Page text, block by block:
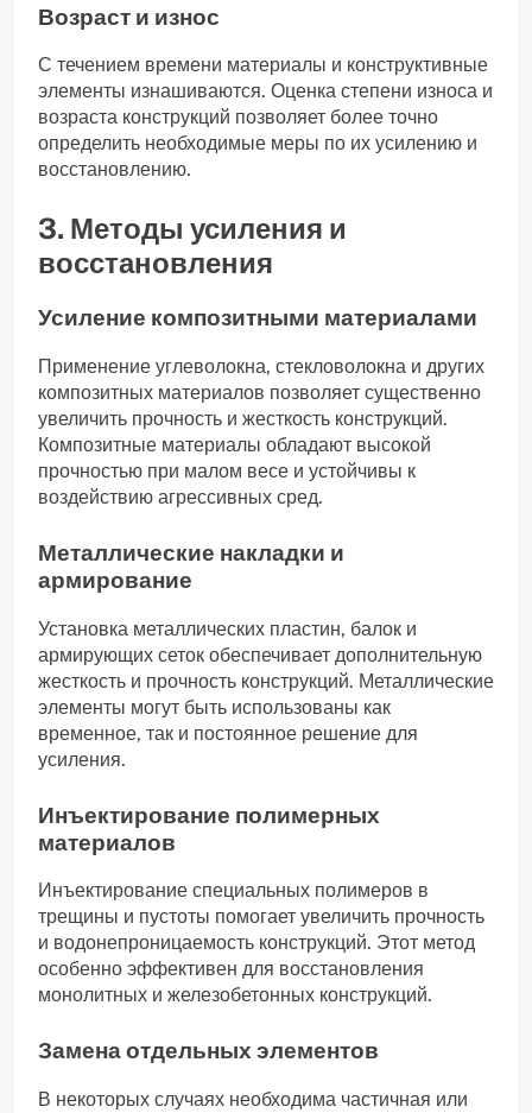
Возраст и износ
С течением времени материалы и конструктивные
элементы изнашиваются. Оценка степени износа и
возраста конструкций позволяет более точно
определить необходимые меры по их усилению и
восстановлению.
3. Методы усиления и
восстановления
Усиление композитными материалами
Применение углеволокна, стекловолокна и других
композитных материалов позволяет существенно
увеличить прочность и жесткость конструкций.
Композитные материалы обладают высокой
прочностью при малом весе и устойчивы к
воздействию агрессивных сред.
Металлические накладки и
армирование
Установка металлических пластин, балок и
армирующих сеток обеспечивает дополнительную
жесткость и прочность конструкций. Металлические
элементы могут быть использованы как
временное, так и постоянное решение для
усиления.
Инъектирование полимерных
материалов
Инъектирование специальных полимеров в
трещины и пустоты помогает увеличить прочность
и водонепроницаемость конструкций. Этот метод
особенно эффективен для восстановления
монолитных и железобетонных конструкций.
Замена отдельных элементов
В некоторых случаях необходима частичная или